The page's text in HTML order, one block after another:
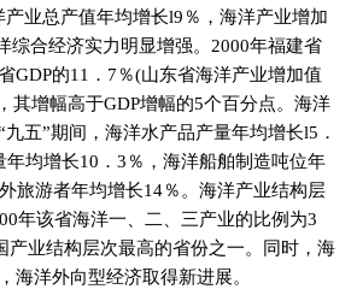
业总产值年均增长l9 ％，海洋产业增加
综合经济实力明显增强。 2000年福建省
GDP的11 ． 7 ％(山东省海洋产业增加值
，其增幅高于GDP增幅的5个百分点。海洋
五”期间，海洋水产品产量年均增长l5 ．
年均增长10 ． 3 ％，海洋船舶制造吨位年
旅游者年均增长14％。海洋产业结构层
年该省海洋一、二、三产业的比例为3
产业结构层次最高的省份之一。同时，海
海洋外向型经济取得新进展。